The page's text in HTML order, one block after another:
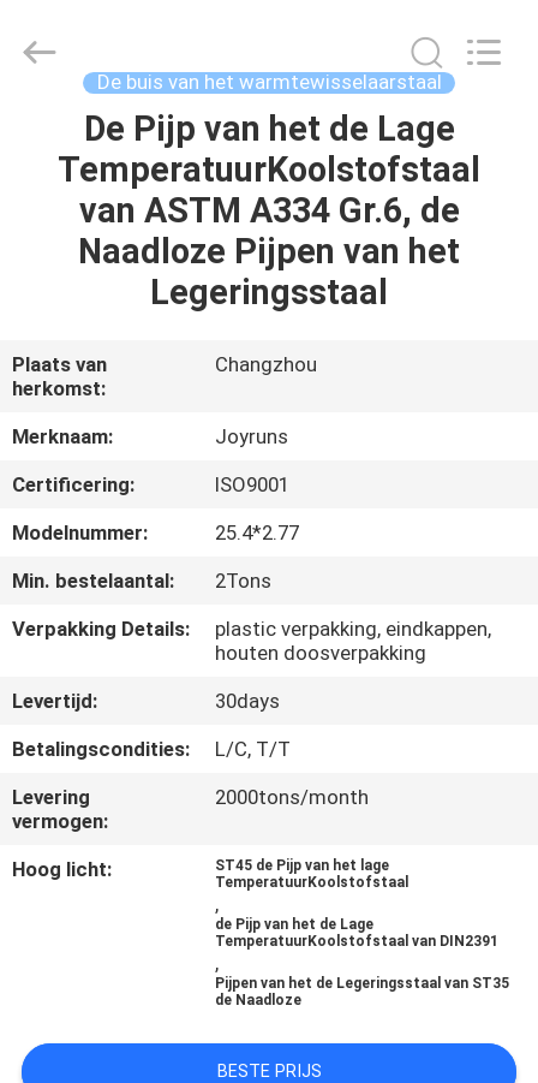
PRODUCTEN
ONGEVEER
V.S.
FABRIEKSREIS
KWALITEITSCONTROLE
CONTACTEER
ONS
VERZOEK
OM
EEN
CITAAT
PRIVACYBELEID
Joyruns
Steel
De buis van het warmtewisselaarstaal
De Pijp van het de Lage
TemperatuurKoolstofstaal
van ASTM A334 Gr.6, de
Naadloze Pijpen van het
Legeringsstaal
Plaats van
herkomst:
Changzhou
Merknaam:
Joyruns
Certificering:
ISO9001
Modelnummer:
25.4*2.77
Min. bestelaantal:
2Tons
Verpakking Details:
plastic verpakking, eindkappen,
houten doosverpakking
Levertijd:
30days
Betalingscondities:
L/C, T/T
Levering
vermogen:
2000tons/month
Hoog licht:
ST45 de Pijp van het lage
TemperatuurKoolstofstaal
,
de Pijp van het de Lage
TemperatuurKoolstofstaal van DIN2391
,
Pijpen van het de Legeringsstaal van ST35
de Naadloze
BESTE PRIJS